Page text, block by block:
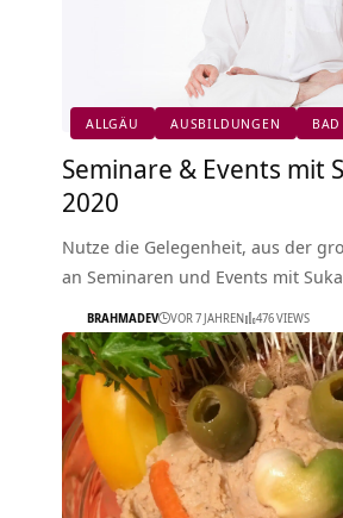
ALLGÄU AUSBILDUNGEN
Seminare & Events mit
2020
Nutze die Gelegenheit, aus der
an Seminaren und Events mit
BRAHMADEV VOR 7 JAHREN 476 VIEWS